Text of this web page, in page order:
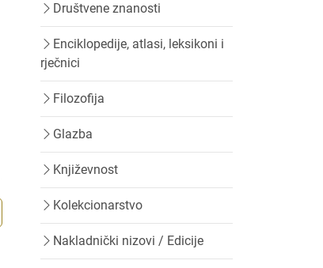
Društvene znanosti
Enciklopedije, atlasi, leksikoni i
rječnici
Filozofija
Glazba
Književnost
Kolekcionarstvo
Nakladnički nizovi / Edicije